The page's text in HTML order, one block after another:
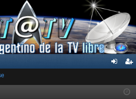
ist